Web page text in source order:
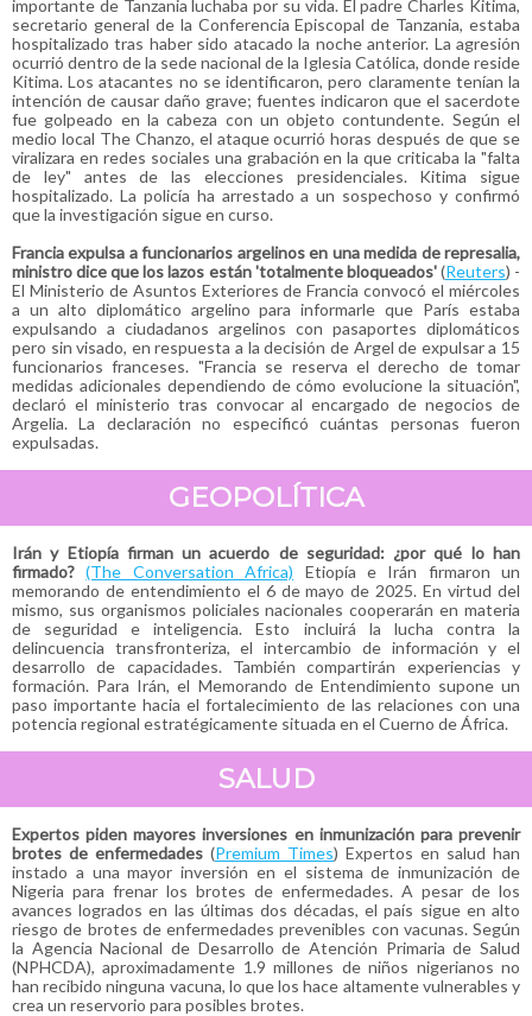
importante de Tanzania luchaba por su vida. El padre Charles Kitima,
secretario general de la Conferencia Episcopal de Tanzania, estaba
hospitalizado tras haber sido atacado la noche anterior. La agresión
ocurrió dentro de la sede nacional de la Iglesia Católica, donde reside
Kitima. Los atacantes no se identificaron, pero claramente tenían la
intención de causar daño grave; fuentes indicaron que el sacerdote
fue golpeado en la cabeza con un objeto contundente. Según el
medio local The Chanzo, el ataque ocurrió horas después de que se
viralizara en redes sociales una grabación en la que criticaba la "falta
de ley" antes de las elecciones presidenciales. Kitima sigue
hospitalizado. La policía ha arrestado a un sospechoso y confirmó
que la investigación sigue en curso.
Francia expulsa a funcionarios argelinos en una medida de represalia,
ministro dice que los lazos están 'totalmente bloqueados'(Reuters) -
El Ministerio de Asuntos Exteriores de Francia convocó el miércoles
a un alto diplomático argelino para informarle que París estaba
expulsando a ciudadanos argelinos con pasaportes diplomáticos
pero sin visado, en respuesta a la decisión de Argel de expulsar a 15
funcionarios franceses. "Francia se reserva el derecho de tomar
medidas adicionales dependiendo de cómo evolucione la situación",
declaró el ministerio tras convocar al encargado de negocios de
Argelia. La declaración no especificó cuántas personas fueron
expulsadas.
GEOPOLÍTICA
Irán y Etiopía firman un acuerdo de seguridad: ¿por qué lo han
firmado? (The Conversation Africa) Etiopía e Irán firmaron un
memorando de entendimiento el 6 de mayo de 2025. En virtud del
mismo, sus organismos policiales nacionales cooperarán en materia
de seguridad e inteligencia. Esto incluirá la lucha contra la
delincuencia transfronteriza, el intercambio de información y el
desarrollo de capacidades. También compartirán experiencias y
formación. Para Irán, el Memorando de Entendimiento supone un
paso importante hacia el fortalecimiento de las relaciones con una
potencia regional estratégicamente situada en el Cuerno de África.
SALUD
Expertos piden mayores inversiones en inmunización para prevenir
brotes de enfermedades (Premium Times) Expertos en salud han
instado a una mayor inversión en el sistema de inmunización de
Nigeria para frenar los brotes de enfermedades. A pesar de los
avances logrados en las últimas dos décadas, el país sigue en alto
riesgo de brotes de enfermedades prevenibles con vacunas. Según
la Agencia Nacional de Desarrollo de Atención Primaria de Salud
(NPHCDA), aproximadamente 1.9 millones de niños nigerianos no
han recibido ninguna vacuna, lo que los hace altamente vulnerables y
crea un reservorio para posibles brotes.